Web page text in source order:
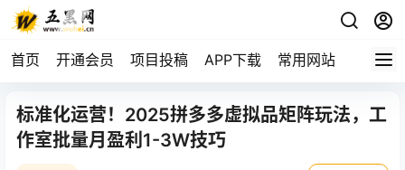
首页 开通会员 项目投稿 APP下载 常用网站
标准化运营！2025拼多多虚拟品矩阵玩法，工
作室批量月盈利1-3W技巧